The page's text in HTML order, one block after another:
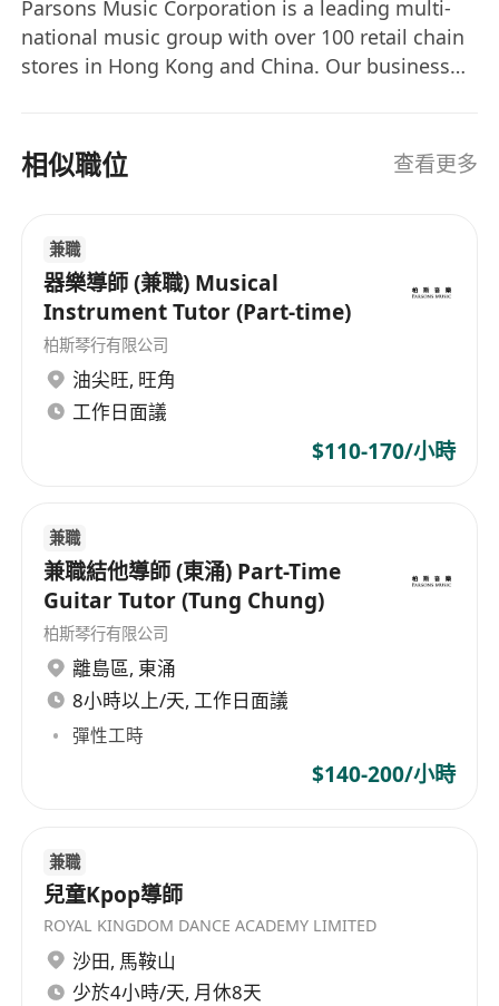
Parsons Music Corporation is a leading multi-
national music group with over 100 retail chain
stores in Hong Kong and China. Our business
education. In order to cope with our rapid
growth, we are looking for high-calibre
相似職位 查看更多
兼職
器樂導師 (兼職) Musical
Instrument Tutor (Part-time)
柏斯琴行有限公司
油尖旺, 旺角
工作日面議
$110-170/小時
兼職
兼職結他導師 (東涌) Part-Time
Guitar Tutor (Tung Chung)
柏斯琴行有限公司
離島區, 東涌
8小時以上/天, 工作日面議
彈性工時
$140-200/小時
兼職
兒童Kpop導師
ROYAL KINGDOM DANCE ACADEMY LIMITED
沙田, 馬鞍山
少於4小時/天, 月休8天